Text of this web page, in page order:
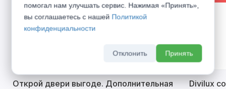
Открой двери выгоде. Дополнительная
Divilux
помогал нам улучшать сервис. Нажимая «Принять»,
вы соглашаетесь с нашей Политикой
конфиденциальности
Отклонить Принять